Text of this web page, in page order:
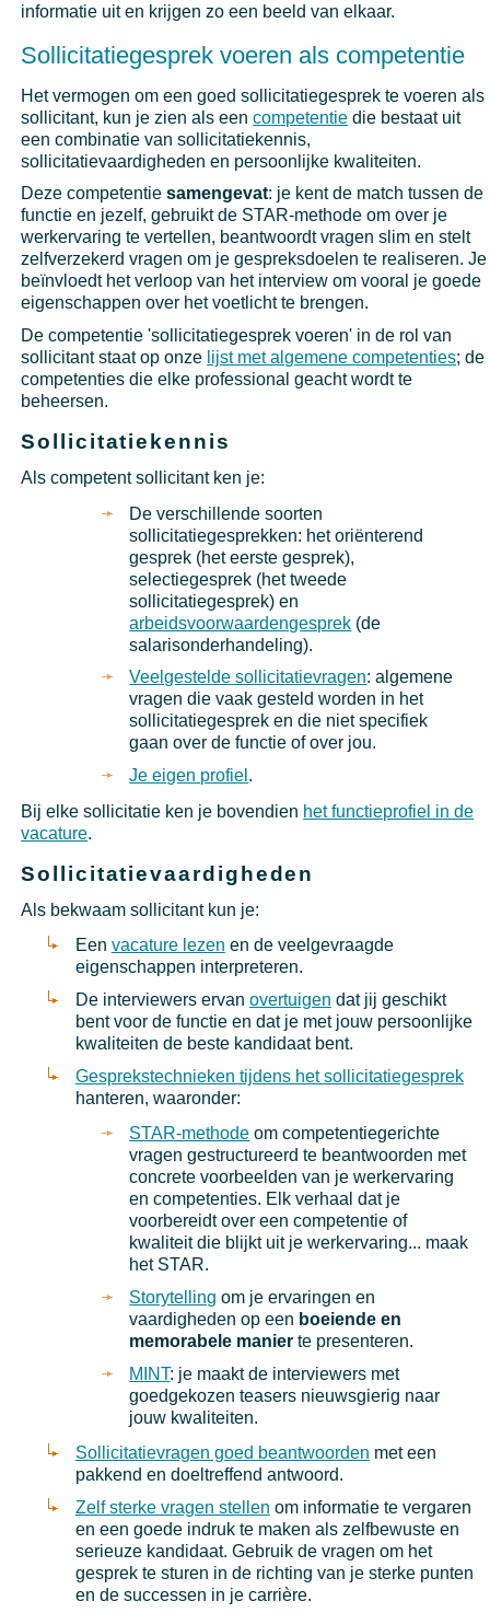
informatie uit en krijgen zo een beeld van elkaar.
Sollicitatiegesprek voeren als competentie
Het vermogen om een goed sollicitatiegesprek te voeren als
sollicitant, kun je zien als eencompetentie die bestaat uit
een combinatie van sollicitatiekennis,
sollicitatievaardigheden en persoonlijke kwaliteiten.
Deze competentie samengevat: je kent de match tussen de
functie en jezelf, gebruikt de STAR-methode om over je
werkervaring te vertellen, beantwoordt vragen slim en stelt
zelfverzekerd vragen om je gespreksdoelen te realiseren. Je
beïnvloedt het verloop van het interview om vooral je goede
eigenschappen over het voetlicht te brengen.
De competentie 'sollicitatiegesprek voeren' in de rol van
sollicitant staat op onze lijst met algemene competenties; de
competenties die elke professional geacht wordt te
beheersen.
Sollicitatiekennis
Als competent sollicitant ken je:
De verschillende soorten
sollicitatiegesprekken: het oriënterend
gesprek (het eerste gesprek),
selectiegesprek (het tweede
sollicitatiegesprek) en
arbeidsvoorwaardengesprek (de
salarisonderhandeling).
Veelgestelde sollicitatievragen: algemene
vragen die vaak gesteld worden in het
sollicitatiegesprek en die niet specifiek
gaan over de functie of over jou.
Je eigen profiel .
Bij elke sollicitatie ken je bovendien het functieprofiel in de
vacature.
Sollicitatievaardigheden
Als bekwaam sollicitant kun je:
Een vacature lezen en de veelgevraagde
eigenschappen interpreteren.
De interviewers ervan overtuigen dat jij geschikt
bent voor de functie en dat je met jouw persoonlijke
kwaliteiten de beste kandidaat bent.
Gesprekstechnieken tijdens het sollicitatiegesprek
hanteren, waaronder:
STAR-methode om competentiegerichte
vragen gestructureerd te beantwoorden met
concrete voorbeelden van je werkervaring
en competenties. Elk verhaal dat je
voorbereidt over een competentie of
kwaliteit die blijkt uit je werkervaring... maak
het STAR.
Storytelling om je ervaringen en
vaardigheden op een boeiende en
memorabele manier te presenteren.
MINT: je maakt de interviewers met
goedgekozen teasers nieuwsgierig naar
jouw kwaliteiten.
Sollicitatievragen goed beantwoorden met een
pakkend en doeltreffend antwoord.
Zelf sterke vragen stellen om informatie te vergaren
en een goede indruk te maken als zelfbewuste en
serieuze kandidaat. Gebruik de vragen om het
gesprek te sturen in de richting van je sterke punten
en de successen in je carrière.